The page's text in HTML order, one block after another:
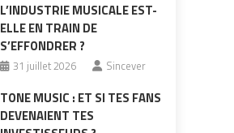
L’INDUSTRIE MUSICALE EST-
ELLE EN TRAIN DE
S’EFFONDRER ?
31 juillet 2026 Sincever
TONE MUSIC : ET SI TES FANS
DEVENAIENT TES